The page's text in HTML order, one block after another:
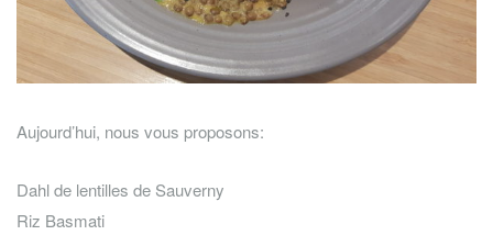
Aujourd’hui, nous vous proposons:
Dahl de lentilles de Sauverny
Riz Basmati